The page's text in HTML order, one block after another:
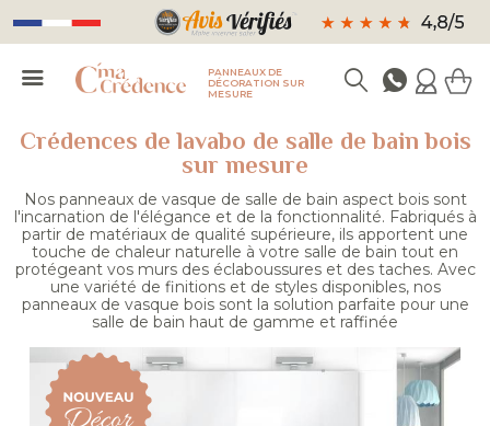
PANNEAUX DE
DÉCORATION SUR
MESURE
Crédences de lavabo de salle de bain bois
sur mesure
Nos panneaux de vasque de salle de bain aspect bois sont
l'incarnation de l'élégance et de la fonctionnalité. Fabriqués à
partir de matériaux de qualité supérieure, ils apportent une
touche de chaleur naturelle à votre salle de bain tout en
protégeant vos murs des éclaboussures et des taches. Avec
une variété de finitions et de styles disponibles, nos
panneaux de vasque bois sont la solution parfaite pour une
salle de bain haut de gamme et raffinée